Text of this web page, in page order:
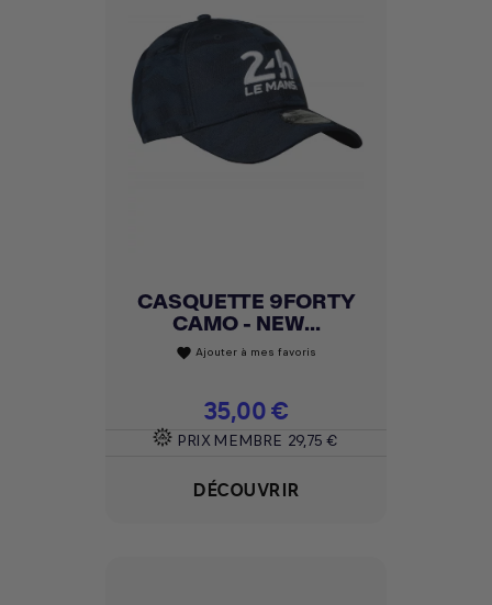
CASQUETTE 9FORTY
CAMO - NEW...
favorite Ajouter à mes favoris
Prix
35,00 €
PRIX MEMBRE 29,75 €
DÉCOUVRIR